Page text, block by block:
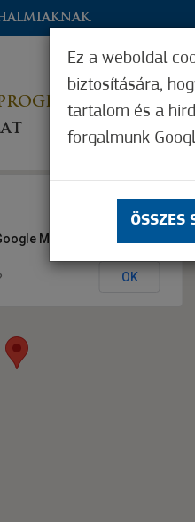
ÍGY
Maps correctly.
OK
Ez a weboldal
biztosítására,
tartalom és a
forgalmunk
ÖSSZES